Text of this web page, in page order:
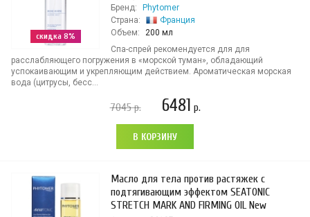
скидка 8%
Бренд:
Phytomer
Страна:
Франция
Объем:
200 мл
Спа-спрей рекомендуется для для
расслабляющего погружения в «морской туман», обладающий
успокаивающим и укрепляющим действием. Ароматическая морская
вода (цитрусы, бесс...
7045р. 6481 р.
В КОРЗИНУ
Масло для тела против растяжек с
подтягивающим эффектом SEATONIC
STRETCH MARK AND FIRMING OIL New